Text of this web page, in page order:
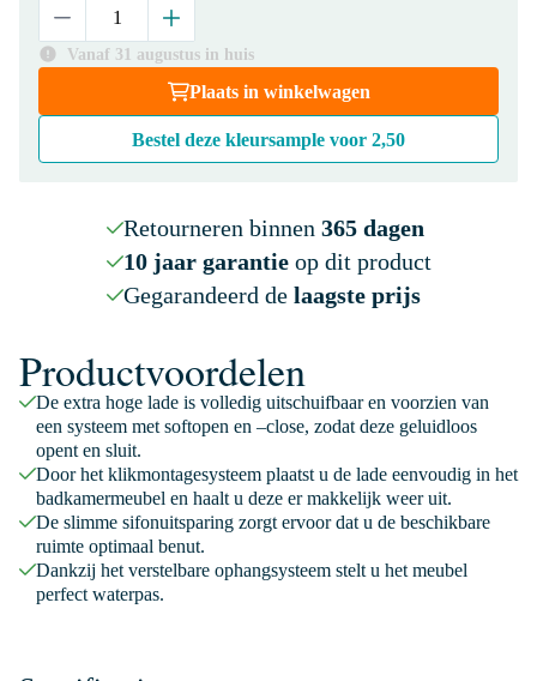
Vanaf 31 augustus in huis
Plaats in winkelwagen
Bestel deze kleursample voor 2,50
Retourneren binnen 365 dagen
10 jaar garantieop dit product
Gegarandeerd de laagste prijs
Productvoordelen
De extra hoge lade is volledig uitschuifbaar en voorzien van
een systeem met softopen en –close, zodat deze geluidloos
opent en sluit.
Door het klikmontagesysteem plaatst u de lade eenvoudig in het
badkamermeubel en haalt u deze er makkelijk weer uit.
De slimme sifonuitsparing zorgt ervoor dat u de beschikbare
ruimte optimaal benut.
Dankzij het verstelbare ophangsysteem stelt u het meubel
perfect waterpas.